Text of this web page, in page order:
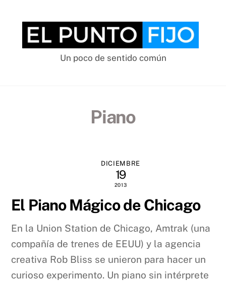
content
Un poco de sentido común
Piano
DICIEMBRE
19
2013
El Piano Mágico de Chicago
En la Union Station de Chicago, Amtrak (una
compañía de trenes de EEUU) y la agencia
creativa Rob Bliss se unieron para hacer un
curioso experimento. Un piano sin intérprete